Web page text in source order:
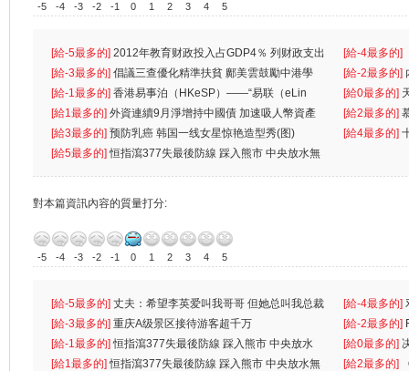
-5 -4 -3 -2 -1 0 1 2 3 4 5
[給-5最多的] 2012年教育财政投入占GDP4％ 列财政支出
首位
[給-4最多的]
一
[給-3最多的] 倡議三查優化精準扶貧 鄺美雲鼓勵中港學
生
[給-2最多的]
人
[給-1最多的] 香港易事泊（HKeSP）——“易联（eLin
k）”项目
[給0最多的]
[給1最多的] 外資連續9月淨增持中國債 加速吸人幣資產 [給2最多的]
[給3最多的] 预防乳癌 韩国一线女星惊艳造型秀(图) [給4最多的]
[給5最多的]恒指瀉377失最後防線 踩入熊市 中央放水無
對本篇資訊內容的質量打分:
-5 -4 -3 -2 -1 0 1 2 3 4 5
[給-5最多的] 丈夫：希望李英爱叫我哥哥 但她总叫我总裁
先
[給-4最多的]
离
[給-3最多的] 重庆A级景区接待游客超千万 [給-2最多的]
[給-1最多的]恒指瀉377失最後防線 踩入熊市 中央放水
無
[給0最多的]
[給1最多的]恒指瀉377失最後防線 踩入熊市 中央放水無 [給2最多的]